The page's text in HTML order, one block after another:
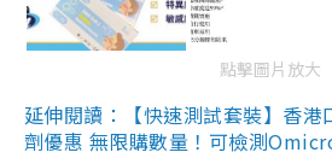
點擊圖片放大
延伸閱讀：【快速測試套裝】香
劑優惠 無限購數量！可檢測